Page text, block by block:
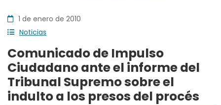
1 de enero de 2010
Noticias
Comunicado de Impulso
Ciudadano ante el informe del
Tribunal Supremo sobre el
indulto a los presos del procés